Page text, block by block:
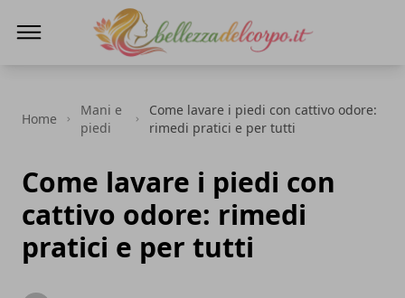
Home
Mani e
piedi
Come lavare i piedi con cattivo odore:
rimedi pratici e per tutti
Come lavare i piedi con
cattivo odore: rimedi
pratici e per tutti